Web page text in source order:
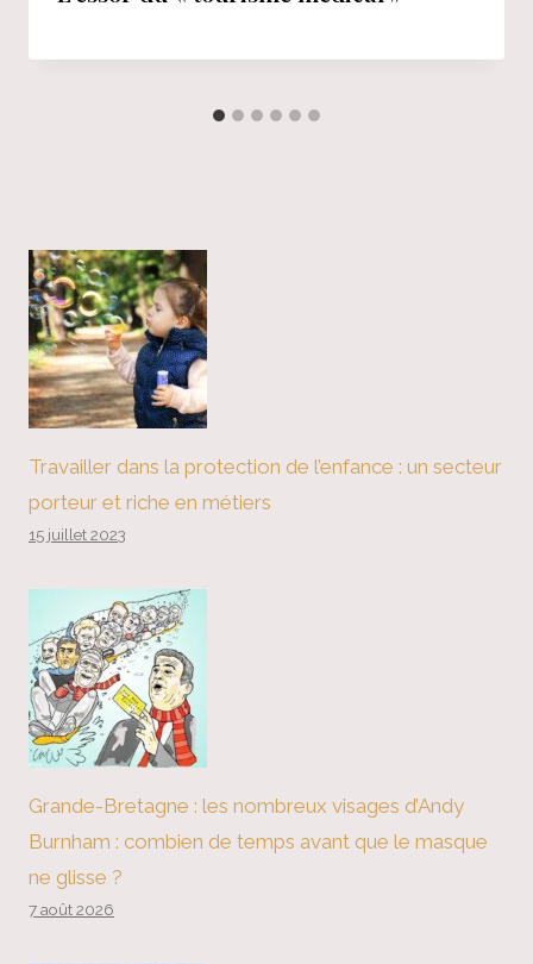
Travailler dans la protection de l’enfance : un secteur
porteur et riche en métiers
15 juillet 2023
Grande-Bretagne : les nombreux visages d’Andy
Burnham : combien de temps avant que le masque
ne glisse ?
7 août 2026